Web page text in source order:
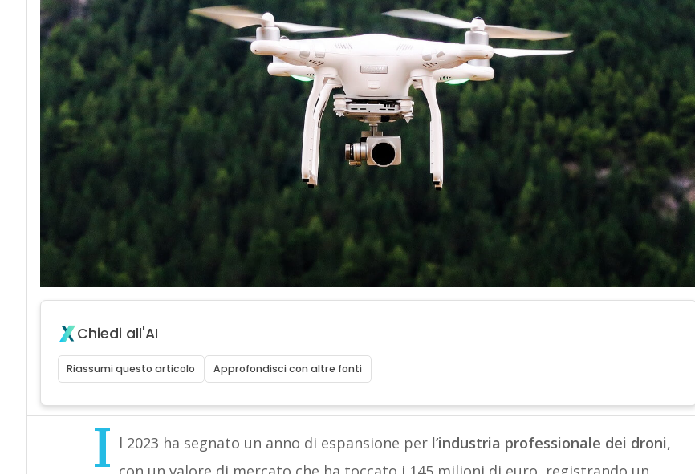
Chiedi all'AI
Riassumi questo articolo Approfondisci con altre fonti
I l 2023 ha segnato un anno di espansione perl’industria professionale dei droni,